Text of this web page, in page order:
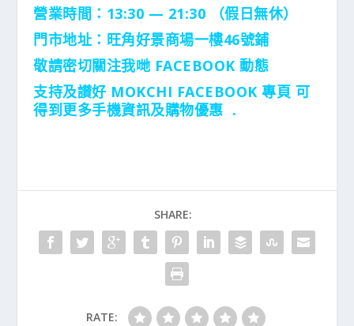
營業時間：13:30 — 21:30 （假日無休）
門市地址： 旺角好景商場一樓46號鋪
敬請密切關注我哋 FACEBOOK 動態
支持及讃好 MOKCHI FACEBOOK 專頁 可
得到更多手機資訊及購物優惠 .
SHARE:
RATE: